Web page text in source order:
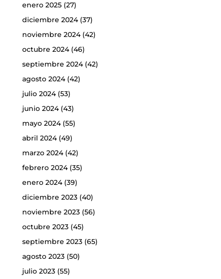
enero 2025(27)
diciembre 2024(37)
noviembre 2024(42)
octubre 2024(46)
septiembre 2024(42)
agosto 2024(42)
julio 2024(53)
junio 2024(43)
mayo 2024(55)
abril 2024(49)
marzo 2024(42)
febrero 2024(35)
enero 2024(39)
diciembre 2023(40)
noviembre 2023(56)
octubre 2023(45)
septiembre 2023(65)
agosto 2023(50)
julio 2023(55)